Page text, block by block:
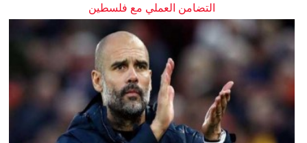
التضامن العملي مع فلسطين